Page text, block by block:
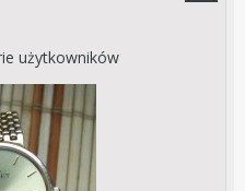
użytkowników